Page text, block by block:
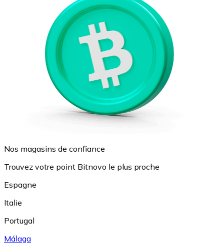
Nos magasins de confiance
Trouvez votre point Bitnovo le plus proche
Espagne
Italie
Portugal
Málaga